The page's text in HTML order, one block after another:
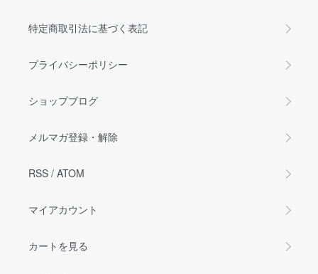
特定商取引法に基づく表記
プライバシーポリシー
ショップブログ
メルマガ登録・解除
RSS / ATOM
マイアカウント
カートを見る